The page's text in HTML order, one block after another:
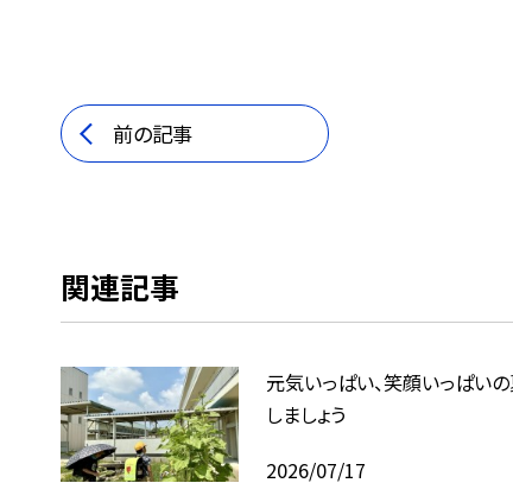
前の記事
関連記事
元気いっぱい、笑顔いっぱい
しましょう
2026/07/17